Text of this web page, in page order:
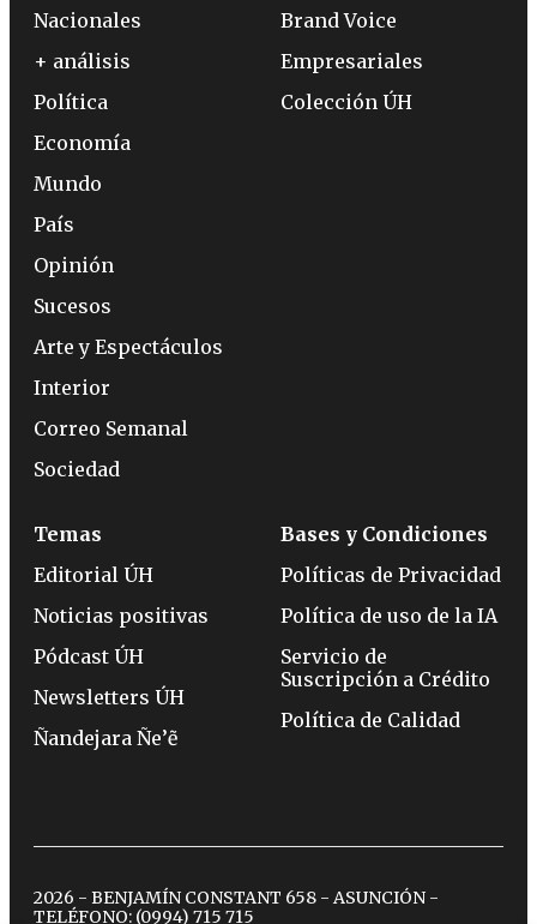
Nacionales
+ análisis
Política
Economía
Mundo
País
Opinión
Sucesos
Arte y Espectáculos
Interior
Correo Semanal
Sociedad
Brand Voice
Empresariales
Colección ÚH
Temas
Editorial ÚH
Noticias positivas
Pódcast ÚH
Newsletters ÚH
Ñandejara Ñe’ẽ
Bases y Condiciones
Políticas de Privacidad
Política de uso de la IA
Servicio de
Suscripción a Crédito
Política de Calidad
2026 - BENJAMÍN CONSTANT 658 - ASUNCIÓN -
TELÉFONO: (0994) 715 715